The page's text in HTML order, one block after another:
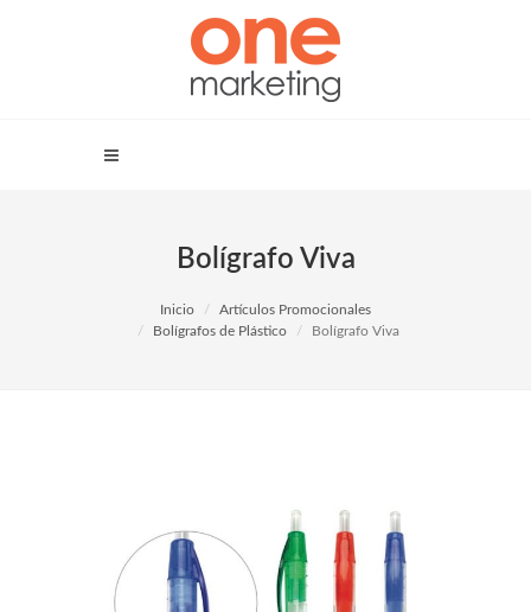
Bolígrafo Viva
Inicio
Artículos Promocionales
Bolígrafos de Plástico
Bolígrafo Viva